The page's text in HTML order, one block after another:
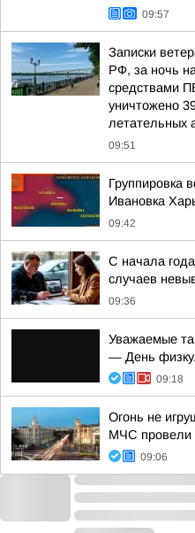
09:57
Записки
РФ, за ночь
средствами
уничтожено
летательных
09:51
Группировка
Ивановка
09:42
С начала
случаев
09:36
Уважаемые
— День
09:18
Огонь не
МЧС провели
09:06